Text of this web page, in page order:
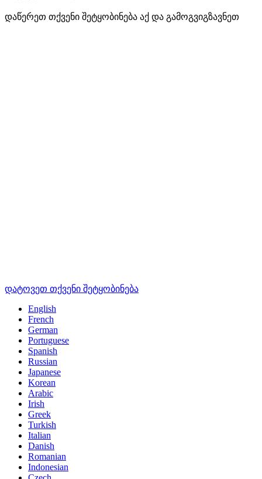
დაწერეთ თქვენი შეტყობინება აქ და გამოგვიგზავნეთ
დატოვეთ თქვენი შეტყობინება
English
French
German
Portuguese
Spanish
Russian
Japanese
Korean
Arabic
Irish
Greek
Turkish
Italian
Danish
Romanian
Indonesian